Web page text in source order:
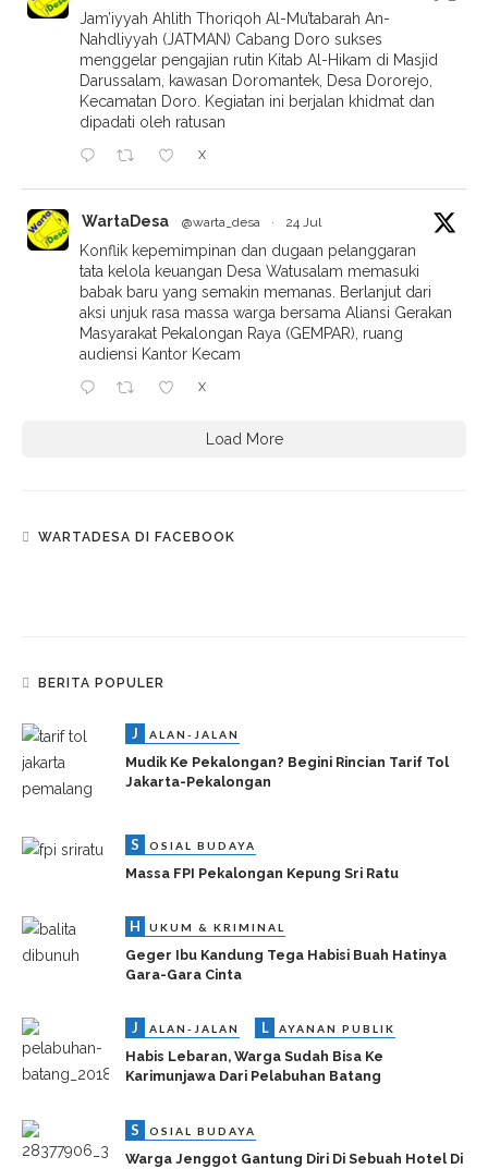
Jam’iyyah Ahlith Thoriqoh Al-Mu’tabarah An-
Nahdliyyah (JATMAN) Cabang Doro sukses
menggelar pengajian rutin Kitab Al-Hikam di Masjid
Darussalam, kawasan Doromantek, Desa Dororejo,
Kecamatan Doro. Kegiatan ini berjalan khidmat dan
dipadati oleh ratusan
X
WartaDesa @warta_desa · 24 Jul
Konflik kepemimpinan dan dugaan pelanggaran
tata kelola keuangan Desa Watusalam memasuki
babak baru yang semakin memanas. Berlanjut dari
aksi unjuk rasa massa warga bersama Aliansi Gerakan
Masyarakat Pekalongan Raya (GEMPAR), ruang
audiensi Kantor Kecam
X
Load More
WARTADESA DI FACEBOOK
BERITA POPULER
J ALAN-JALAN
Mudik Ke Pekalongan? Begini Rincian Tarif Tol
Jakarta-Pekalongan
S OSIAL BUDAYA
Massa FPI Pekalongan Kepung Sri Ratu
H UKUM & KRIMINAL
Geger Ibu Kandung Tega Habisi Buah Hatinya
Gara-Gara Cinta
J ALAN-JALAN L AYANAN PUBLIK
Habis Lebaran, Warga Sudah Bisa Ke
Karimunjawa Dari Pelabuhan Batang
S OSIAL BUDAYA
Warga Jenggot Gantung Diri Di Sebuah Hotel Di